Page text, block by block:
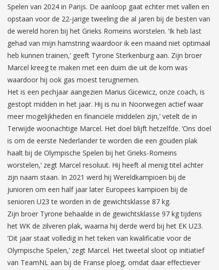
Spelen van 2024 in Parijs. De aanloop gaat echter met vallen en
opstaan voor de 22-jarige tweeling die al jaren bij de besten van
de wereld horen bij het Grieks Romeins worstelen. ‘Ik heb last
gehad van mijn hamstring waardoor ik een maand niet optimaal
heb kunnen trainen,’ geeft Tyrone Sterkenburg aan. Zijn broer
Marcel kreeg te maken met een duim die uit de kom was
waardoor hij ook gas moest terugnemen.
Het is een pechjaar aangezien Marius Gicewicz, onze coach, is
gestopt midden in het jaar. Hij is nu in Noorwegen actief waar
meer mogelijkheden en financiële middelen zijn,’ vetelt de in
Terwijde woonachtige Marcel. Het doel blijft hetzelfde. ‘Ons doel
is om de eerste Nederlander te worden die een gouden plak
haalt bij de Olympische Spelen bij het Grieks-Romeins
worstelen,’ zegt Marcel resoluut. Hij heeft al menig titel achter
zijn naam staan. In 2021 werd hij Wereldkampioen bij de
junioren om een half jaar later Europees kampioen bij de
senioren U23 te worden in de gewichtsklasse 87 kg.
Zijn broer Tyrone behaalde in de gewichtsklasse 97 kg tijdens
het WK de zilveren plak, waarna hij derde werd bij het EK U23.
‘Dit jaar staat volledig in het teken van kwalificatie voor de
Olympische Spelen,’ zegt Marcel. Het tweetal sloot op initiatief
van TeamNL aan bij de Franse ploeg, omdat daar effectiever